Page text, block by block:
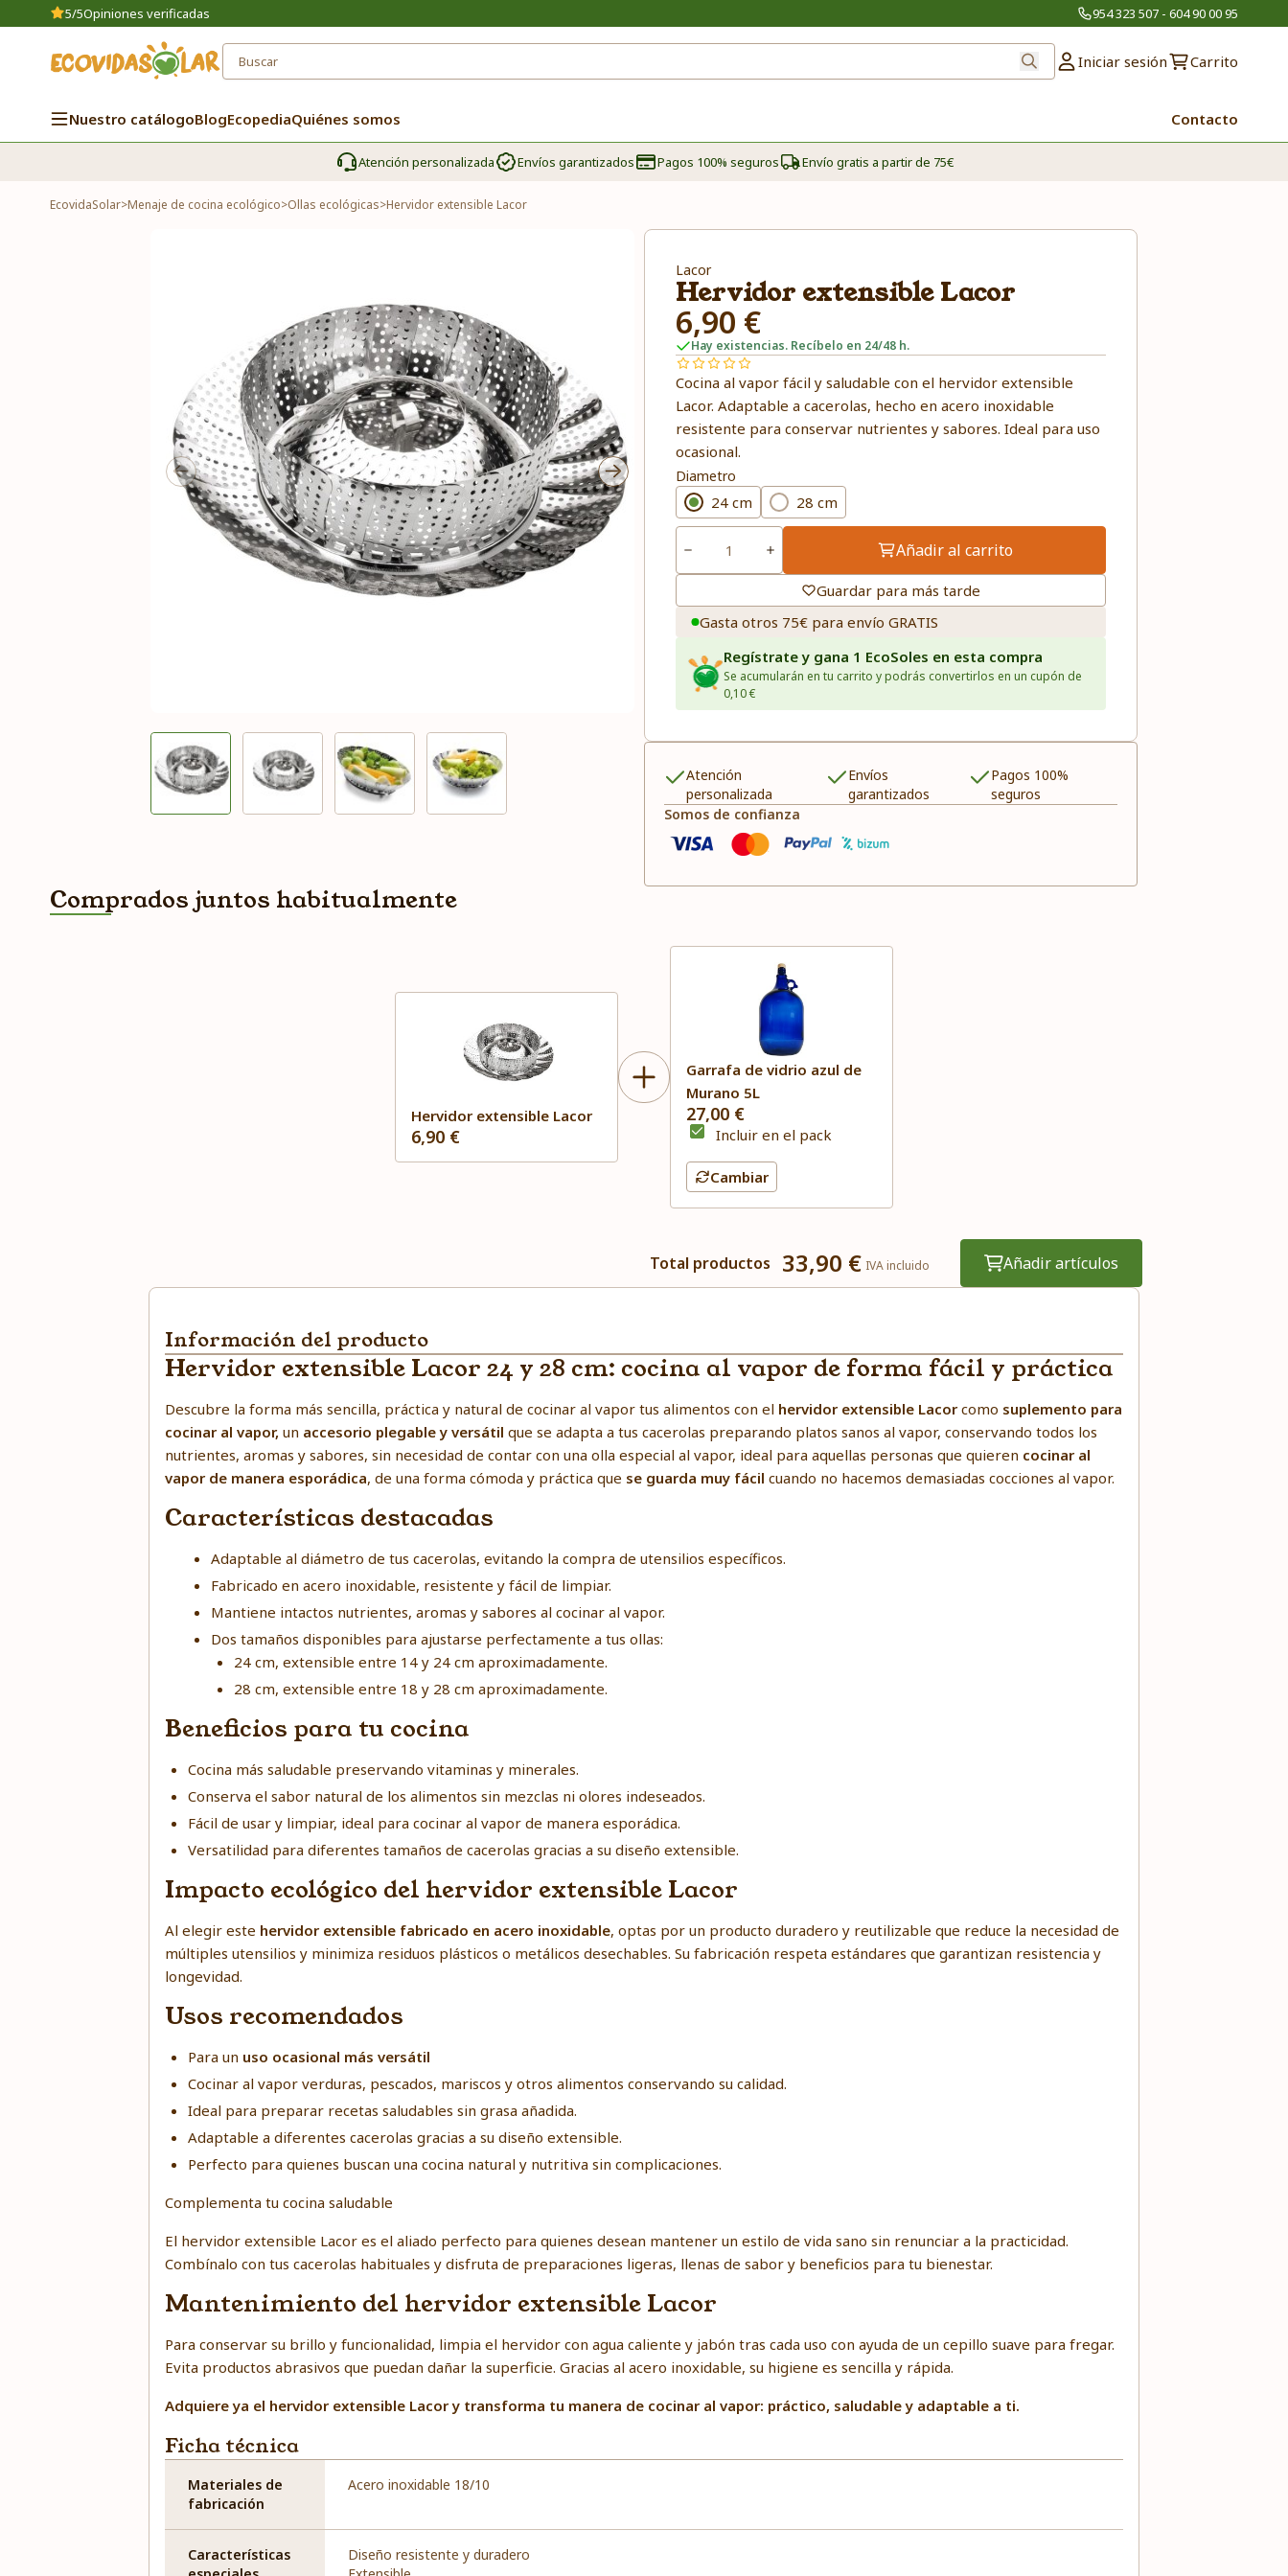
5/5Opiniones verificadas 954 323 507 - 604 90 00 95
Iniciar sesión Carrito
Nuestro catálogoBlogEcopediaQuiénes somos Contacto
Atención personalizada Envíos garantizados Pagos 100% seguros Envío gratis a partir de 75€
EcovidaSolar>Menaje de cocina ecológico>Ollas ecológicas>Hervidor extensible Lacor
Lacor
Hervidor extensible Lacor
6,90 €
Hay existencias. Recíbelo en 24/48 h.
Cocina al vapor fácil y saludable con el hervidor extensible
Lacor. Adaptable a cacerolas, hecho en acero inoxidable
resistente para conservar nutrientes y sabores. Ideal para uso
ocasional.
Diametro
24 cm 28 cm
Añadir al carrito
Guardar para más tarde
Gasta otros 75€ para envío GRATIS
Regístrate y gana 1 EcoSoles en esta compra
Se acumularán en tu carrito y podrás convertirlos en un cupón de
0,10 €
Atención
personalizada
Envíos
garantizados
Pagos 100%
seguros
Somos de confianza
Comprados juntos habitualmente
Hervidor extensible Lacor
6,90 €
Garrafa de vidrio azul de
Murano 5L
27,00 €
Incluir en el pack
Cambiar
Total productos 33,90 € IVA incluido Añadir artículos
Información del producto
Hervidor extensible Lacor 24 y 28 cm: cocina al vapor de forma fácil y práctica
Descubre la forma más sencilla, práctica y natural de cocinar al vapor tus alimentos con el hervidor extensible Lacorcomo suplemento para
cocinar al vapor, un accesorio plegable y versátil que se adapta a tus cacerolas preparando platos sanos al vapor, conservando todos los
nutrientes, aromas y sabores, sin necesidad de contar con una olla especial al vapor, ideal para aquellas personas que quieren cocinar al
vapor de manera esporádica, de una forma cómoda y práctica que se guarda muy fácil cuando no hacemos demasiadas cocciones al vapor.
Características destacadas
Adaptable al diámetro de tus cacerolas, evitando la compra de utensilios específicos.
Fabricado en acero inoxidable, resistente y fácil de limpiar.
Mantiene intactos nutrientes, aromas y sabores al cocinar al vapor.
Dos tamaños disponibles para ajustarse perfectamente a tus ollas:
24 cm, extensible entre 14 y 24 cm aproximadamente.
28 cm, extensible entre 18 y 28 cm aproximadamente.
Beneficios para tu cocina
Cocina más saludable preservando vitaminas y minerales.
Conserva el sabor natural de los alimentos sin mezclas ni olores indeseados.
Fácil de usar y limpiar, ideal para cocinar al vapor de manera esporádica.
Versatilidad para diferentes tamaños de cacerolas gracias a su diseño extensible.
Impacto ecológico del hervidor extensible Lacor
Al elegir este hervidor extensible fabricado en acero inoxidable, optas por un producto duradero y reutilizable que reduce la necesidad de
múltiples utensilios y minimiza residuos plásticos o metálicos desechables. Su fabricación respeta estándares que garantizan resistencia y
longevidad.
Usos recomendados
Para un uso ocasional más versátil
Cocinar al vapor verduras, pescados, mariscos y otros alimentos conservando su calidad.
Ideal para preparar recetas saludables sin grasa añadida.
Adaptable a diferentes cacerolas gracias a su diseño extensible.
Perfecto para quienes buscan una cocina natural y nutritiva sin complicaciones.
Complementa tu cocina saludable
El hervidor extensible Lacor es el aliado perfecto para quienes desean mantener un estilo de vida sano sin renunciar a la practicidad.
Combínalo con tus cacerolas habituales y disfruta de preparaciones ligeras, llenas de sabor y beneficios para tu bienestar.
Mantenimiento del hervidor extensible Lacor
Para conservar su brillo y funcionalidad, limpia el hervidor con agua caliente y jabón tras cada uso con ayuda de un cepillo suave para fregar.
Evita productos abrasivos que puedan dañar la superficie. Gracias al acero inoxidable, su higiene es sencilla y rápida.
Adquiere ya el hervidor extensible Lacor y transforma tu manera de cocinar al vapor: práctico, saludable y adaptable a ti.
Ficha técnica
Materiales de
fabricación
Acero inoxidable 18/10
Características
Diseño resistente y duradero